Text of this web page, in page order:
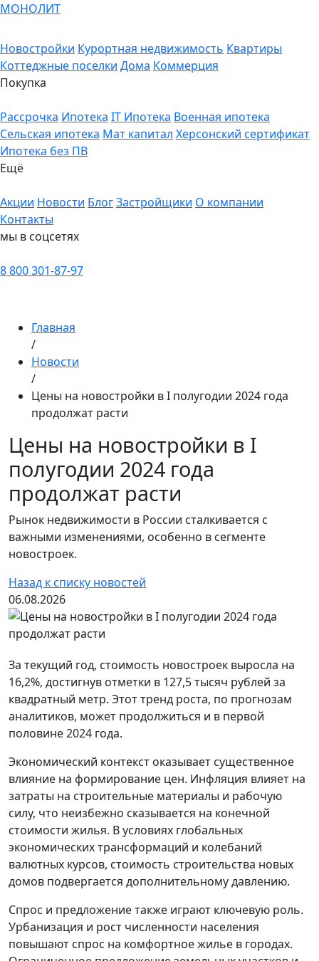
МОНОЛИТ
Новостройки Курортная недвижимость Квартиры
Коттеджные поселки Дома Коммерция
Покупка
Рассрочка Ипотека IT Ипотека Военная ипотека
Сельская ипотека Мат капитал Херсонский сертификат
Ипотека без ПВ
Ещё
Акции Новости БлогЗастройщики О компании
Контакты
мы в соцсетях
8 800 301-87-97
Главная
/
Новости
/
Цены на новостройки в I полугодии 2024 года
продолжат расти
Цены на новостройки в I
полугодии 2024 года
продолжат расти
Рынок недвижимости в России сталкивается с
важными изменениями, особенно в сегменте
новостроек.
Назад к списку новостей
06.08.2026
За текущий год, стоимость новостроек выросла на
16,2%, достигнув отметки в 127,5 тысяч рублей за
квадратный метр. Этот тренд роста, по прогнозам
аналитиков, может продолжиться и в первой
половине 2024 года.
Экономический контекст оказывает существенное
влияние на формирование цен. Инфляция влияет на
затраты на строительные материалы и рабочую
силу, что неизбежно сказывается на конечной
стоимости жилья. В условиях глобальных
экономических трансформаций и колебаний
валютных курсов, стоимость строительства новых
домов подвергается дополнительному давлению.
Спрос и предложение также играют ключевую роль.
Урбанизация и рост численности населения
повышают спрос на комфортное жилье в городах.